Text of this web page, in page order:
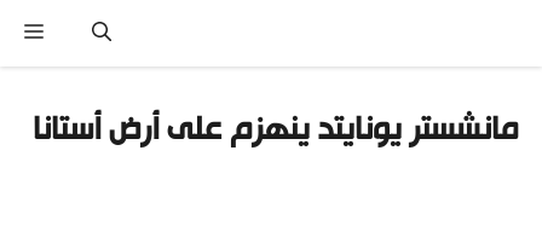
المحتوى
مانشستر يونايتد ينهزم على أرض أستانا